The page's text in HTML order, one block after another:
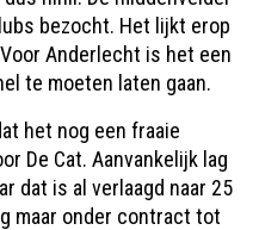
bezocht. Het lijkt erop
Anderlecht is het een
te moeten laten gaan.
het nog een fraaie
De Cat. Aanvankelijk lag
dat is al verlaagd naar 25
maar onder contract tot